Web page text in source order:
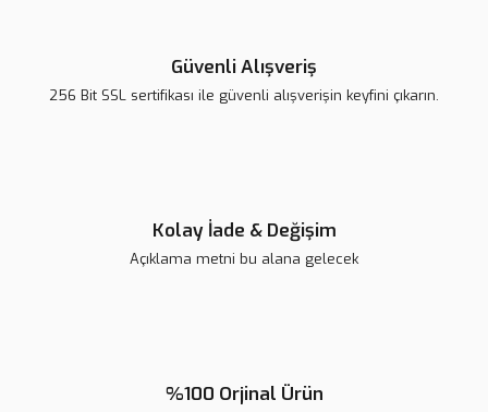
Güvenli Alışveriş
256 Bit SSL sertifikası ile güvenli alışverişin keyfini çıkarın.
Kolay İade & Değişim
Açıklama metni bu alana gelecek
%100 Orjinal Ürün